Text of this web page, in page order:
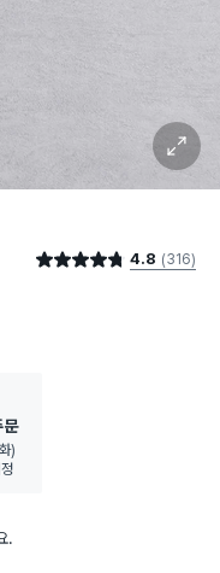
확대 보기
별점 4.8점 4.8 (316)
문
)
.